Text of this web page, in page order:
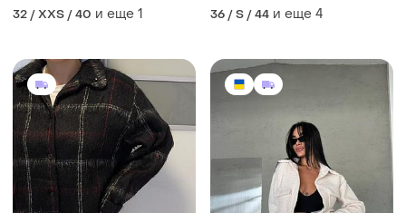
32 / XXS / 40 и еще 1 36 / S / 44 и еще 4